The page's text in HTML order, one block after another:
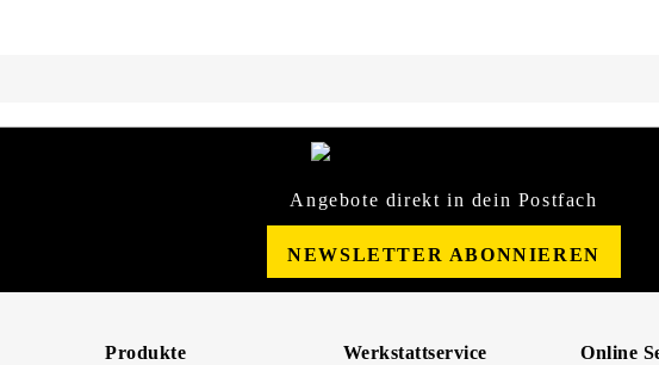
Angebote direkt in dein Postfach
NEWSLETTER ABONNIEREN
Produkte
Werkstattservice
Online